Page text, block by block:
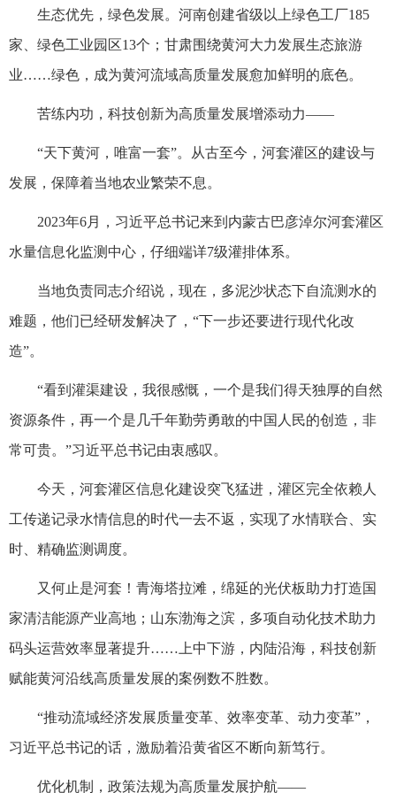
生态优先，绿色发展。河南创建省级以上绿色工厂185
家、绿色工业园区13个；甘肃围绕黄河大力发展生态旅游
业……绿色，成为黄河流域高质量发展愈加鲜明的底色。
苦练内功，科技创新为高质量发展增添动力——
“天下黄河，唯富一套”。从古至今，河套灌区的建设与
发展，保障着当地农业繁荣不息。
2023年6月，习近平总书记来到内蒙古巴彦淖尔河套灌区
水量信息化监测中心，仔细端详7级灌排体系。
当地负责同志介绍说，现在，多泥沙状态下自流测水的
难题，他们已经研发解决了，“下一步还要进行现代化改
造”。
“看到灌渠建设，我很感慨，一个是我们得天独厚的自然
资源条件，再一个是几千年勤劳勇敢的中国人民的创造，非
常可贵。”习近平总书记由衷感叹。
今天，河套灌区信息化建设突飞猛进，灌区完全依赖人
工传递记录水情信息的时代一去不返，实现了水情联合、实
时、精确监测调度。
又何止是河套！青海塔拉滩，绵延的光伏板助力打造国
家清洁能源产业高地；山东渤海之滨，多项自动化技术助力
码头运营效率显著提升……上中下游，内陆沿海，科技创新
赋能黄河沿线高质量发展的案例数不胜数。
“推动流域经济发展质量变革、效率变革、动力变革”，
习近平总书记的话，激励着沿黄省区不断向新笃行。
优化机制，政策法规为高质量发展护航——